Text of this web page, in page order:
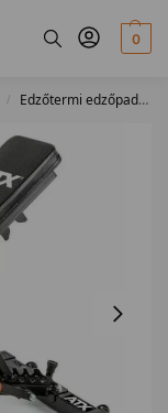
0
/ Edzőtermi edzőpadok